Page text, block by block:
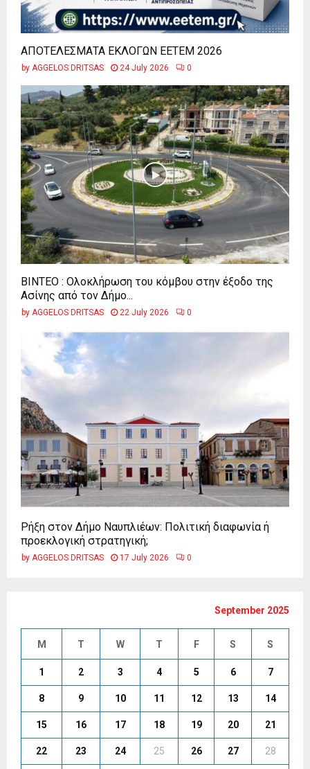
ΑΠΟΤΕΛΕΣΜΑΤΑ ΕΚΛΟΓΩΝ ΕΕΤΕΜ 2026
by AGGELOS DRITSAS 24 July 2026 0
ΒΙΝΤΕΟ : Ολοκλήρωση του κόμβου στην έξοδο της
Ασίνης από τον Δήμο...
by AGGELOS DRITSAS 22 July 2026 0
Ρήξη στον Δήμο Ναυπλιέων: Πολιτική διαφωνία ή
προεκλογική στρατηγική;
by AGGELOS DRITSAS 17 July 2026 0
September 2025
M T W T F S S
1 2 3 4 5 6 7
8 9 10 11 12 13 14
15 16 17 18 19 20 21
22 23 24 25 26 27 28